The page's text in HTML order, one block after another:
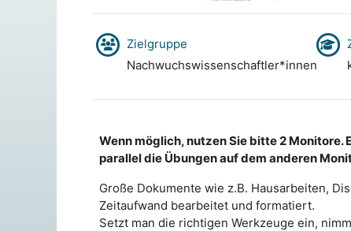
Zielgruppe
Nachwuchswissenschaftler*innen
Wenn möglich, nutzen Sie bitte 2 Monitore.
parallel die Übungen auf dem anderen
Große Dokumente wie z.B. Hausarbeiten,
Zeitaufwand bearbeitet und formatiert.
Setzt man die richtigen Werkzeuge ein,